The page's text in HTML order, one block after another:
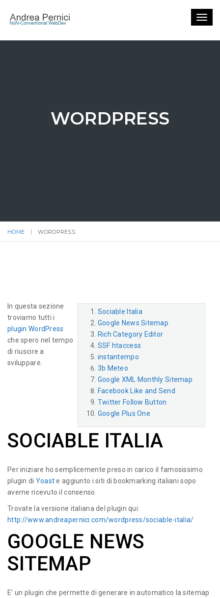
WORDPRESS
HOME WORDPRESS
Sociable Italia
Google News Sitemap
Rich Category Editor
SSF htaccess
instantempo
3b Meteo
Google XML Monthly Sitemap
Facebook Like and Send
Twitter Follow Button
Google Plus One
In questa sezione
troviamo tutti i
plugin WordPress
che spero nel tempo
di riuscire a
sviluppare.
SOCIABLE ITALIA
Per iniziare ho semplicemente preso in carico il famosissimo
plugin di Yoaste aggiunto i siti di bookmarking italiani sopo
averne ricevuto il consenso.
Trovate la versione italiana del plugin qui:
http://www.andreapernici.com/wordpress/sociable-italia/
GOOGLE NEWS
SITEMAP
E’ un plugin che permette di generare in automatico la sitemap